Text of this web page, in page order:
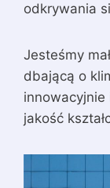
odkrywania
Jesteśmy
dbającą o
jakość